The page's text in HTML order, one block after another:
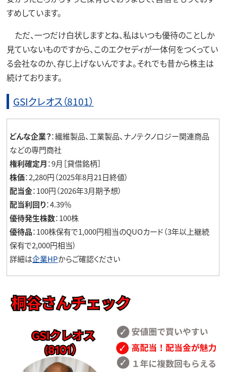
すめしています。
ただ、一つだけ白状しますとね、私はいつも優待のことしか
見ていないものですから、このエクセディが一体何をつくってい
る会社なのか、存じ上げないんですよ。それでも昔から株主は
続けております。
GSIクレオス（8101）
どんな企業？：繊維製品、工業製品、ナノテクノロジー関連商品
などの専門商社
権利確定月：9月［貸借銘柄］
株価：2,280円（2025年8月21日終値）
配当金：100円（2026年3月期予想）
配当利回り：4.39％
優待発生株数：100株
優待品：100株保有で1,000円相当のQUOカード（3年以上継続
保有で2,000円相当）
詳細は企業HPからご確認ください